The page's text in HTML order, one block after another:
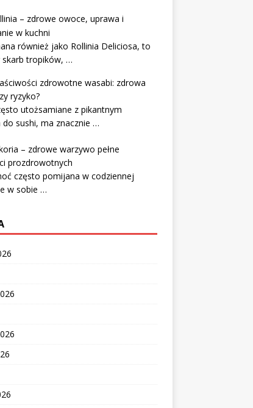
– zdrowe owoce, uprawa i
w kuchni
również jako Rollinia Deliciosa, to
skarb tropików, …
zdrowotne wasabi: zdrowa
ryzyko?
utożsamiane z pikantnym
sushi, ma znacznie …
– zdrowe warzywo pełne
prozdrowotnych
często pomijana w codziennej
w sobie …